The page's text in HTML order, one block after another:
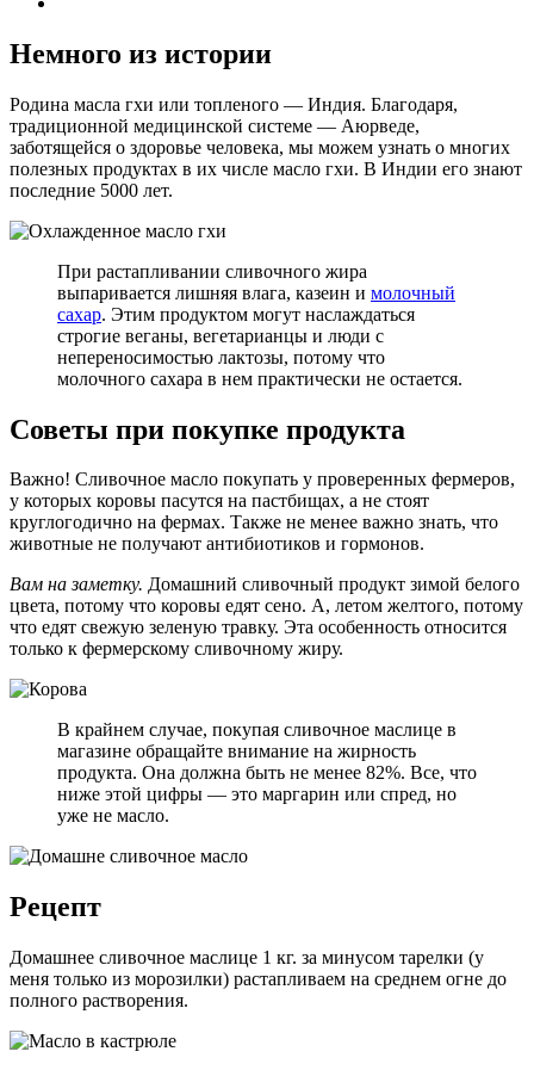
Немного из истории
Родина масла гхи или топленого — Индия. Благодаря,
традиционной медицинской системе — Аюрведе,
заботящейся о здоровье человека, мы можем узнать о многих
полезных продуктах в их числе масло гхи. В Индии его знают
последние 5000 лет.
При растапливании сливочного жира
выпаривается лишняя влага, казеин и молочный
сахар. Этим продуктом могут наслаждаться
строгие веганы, вегетарианцы и люди с
непереносимостью лактозы, потому что
молочного сахара в нем практически не остается.
Советы при покупке продукта
Важно! Сливочное масло покупать у проверенных фермеров,
у которых коровы пасутся на пастбищах, а не стоят
круглогодично на фермах. Также не менее важно знать, что
животные не получают антибиотиков и гормонов.
Вам на заметку. Домашний сливочный продукт зимой белого
цвета, потому что коровы едят сено. А, летом желтого, потому
что едят свежую зеленую травку. Эта особенность относится
только к фермерскому сливочному жиру.
В крайнем случае, покупая сливочное маслице в
магазине обращайте внимание на жирность
продукта. Она должна быть не менее 82%. Все, что
ниже этой цифры — это маргарин или спред, но
уже не масло.
Рецепт
Домашнее сливочное маслице 1 кг. за минусом тарелки (у
меня только из морозилки) растапливаем на среднем огне до
полного растворения.